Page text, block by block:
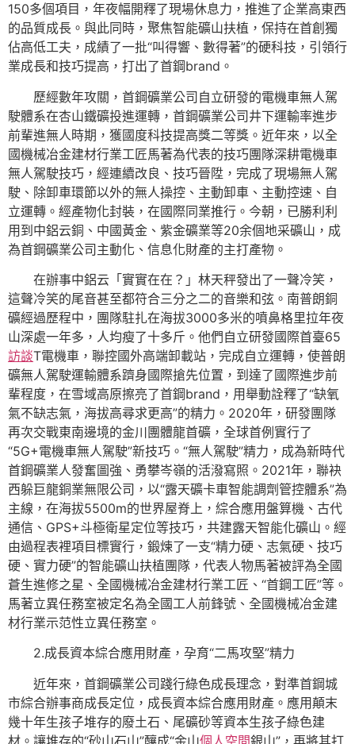
150多個項目，年夜幅開釋了現場休息力，推進了企業高東西
的品質成長。與此同時，聚焦智能礦山扶植，保持在首創獨
佔高低工夫，成績了一批“叫得響、數得著”的硬科技，引領行
業成長和技巧提高，打出了首鋼brand。
歷經數年攻關，首鋼礦業公司自立研發的電機車無人駕
駛體系在杏山鐵礦投進運轉，首鋼礦業公司井下運輸率進步
前輩進無人時期，獲國度科技提高獎二等獎。近年來，以全
國機械冶金建材行業工匠馬著為代表的技巧團隊深耕電機車
無人駕駛技巧，經連續改良、技巧晉陞，完成了現場無人駕
駛、除卸車環節以外的無人操控、主動卸車、主動控速、自
立運轉。經產物化封裝，在國際同業推行。今朝，已勝利利
用到中鋁云銅、中國黃金、紫金礦業等20余個地采礦山，成
為首鋼礦業公司主動化、信息化財產的主打產物。
在辦事中鋁云「實實在在？」林天秤發出了一聲冷笑，
這聲冷笑的尾音甚至都符合三分之二的音樂和弦。南普朗銅
礦經過歷程中，團隊駐扎在海拔3000多米的噴鼻格里拉年夜
山深處一年多，人均瘦了十多斤。他們自立研發國際首臺65
訪談T電機車，聯控國外高端卸載站，完成自立運轉，使普朗
礦無人駕駛運輸體系躋身國際搶先位置，到達了國際進步前
輩程度，在雪域高原擦亮了首鋼brand，用舉動詮釋了“缺氧
氣不缺志氣，海拔高尋求更高”的精力。2020年，研發團隊
再次交戰東南邊境的金川團體龍首礦，全球首例實行了
“5G+電機車無人駕駛”新技巧。“無人駕駛”精力，成為新時代
首鋼礦業人發奮圖強、勇攀岑嶺的活潑寫照。2021年，聯袂
西躲巨龍銅業無限公司，以“露天礦卡車智能調劑管控體系”為
主線，在海拔5500m的世界屋脊上，綜合應用盤算機、古代
通信、GPS+斗極衛星定位等技巧，共建露天智能化礦山。經
由過程表裡項目標實行，鍛煉了一支“精力硬、志氣硬、技巧
硬、實力硬”的智能礦山扶植團隊，代表人物馬著被評為全國
蒼生進修之星、全國機械冶金建材行業工匠、“首鋼工匠”等。
馬著立異任務室被定名為全國工人前鋒號、全國機械冶金建
材行業示范性立異任務室。
2.成長資本綜合應用財產，孕育“二馬攻堅”精力
近年來，首鋼礦業公司踐行綠色成長理念，對準首鋼城
市綜合辦事商成長定位，成長資本綜合應用財產。應用顛末
幾十年生孩子堆存的廢土石、尾礦砂等資本生孩子綠色建
材。讓堆存的“砂山石山”釀成“金山個人空間銀山”，再將其打